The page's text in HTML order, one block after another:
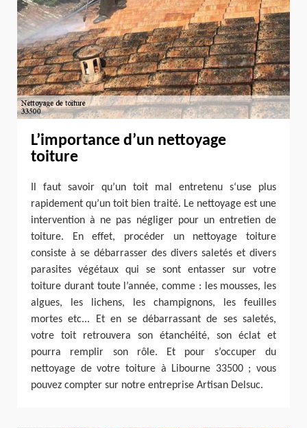
L’importance d’un nettoyage
toiture
Il faut savoir qu’un toit mal entretenu s‘use plus
rapidement qu’un toit bien traité. Le nettoyage est une
intervention à ne pas négliger pour un entretien de
toiture. En effet, procéder un nettoyage toiture
consiste à se débarrasser des divers saletés et divers
parasites végétaux qui se sont entasser sur votre
toiture durant toute l’année, comme : les mousses, les
algues, les lichens, les champignons, les feuilles
mortes etc... Et en se débarrassant de ses saletés,
votre toit retrouvera son étanchéité, son éclat et
pourra remplir son rôle. Et pour s’occuper du
nettoyage de votre toiture à Libourne 33500 ; vous
pouvez compter sur notre entreprise Artisan Delsuc.